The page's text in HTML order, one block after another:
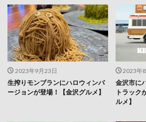
2023年9月23日
生搾りモンブランにハロウィンバ
ージョンが登場！【金沢グルメ】
2023年
金沢市に
トラック
ルメ】